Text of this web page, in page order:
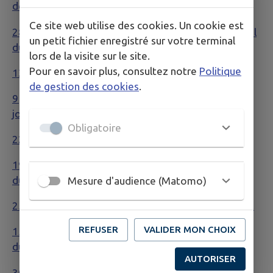
de la résidence Constellation
28 août 2024 : Communiqué sur le Conseil municipal
du mercredi 28 août 2024
13 juillet 2024 : Travaux à l'école Evariste de Parny
9 juillet 2024 : Pose de la 1ère pierre de l'Accueil de
jour
22 Juin 2024 : La fête de la musique
19 Juin 2024 : Communiqué sur le Conseil municipal
du 19 juin 2024
25 Mai 2024 : La Possession célèbre sa Fête du jeu !
15 mai 2024 : Communiqué sur le Conseil municipal
du 15 mai 2024
Ce site web utilise des cookies. Un cookie est
un petit fichier enregistré sur votre terminal
lors de la visite sur le site.
Pour en savoir plus, consultez notre Politique
de gestion des cookies
Obligatoire
Mesure d'audience (Matomo)
REFUSER VALIDER MON CHOIX
AUTORISER